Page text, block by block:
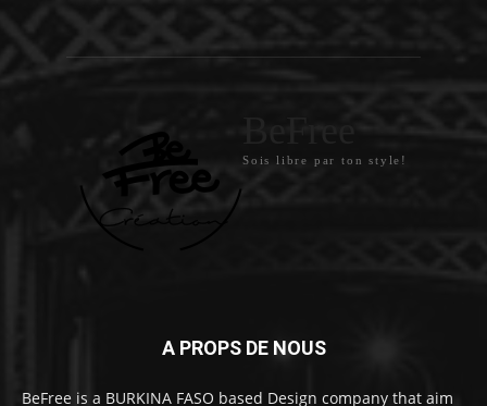
Sois libre par ton style!
A PROPS DE NOUS
BeFree is a BURKINA FASO based Design company that aim